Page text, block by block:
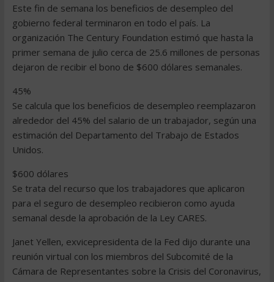
Este fin de semana los beneficios de desempleo del
gobierno federal terminaron en todo el país. La
organización The Century Foundation estimó que hasta la
primer semana de julio cerca de 25.6 millones de personas
dejaron de recibir el bono de $600 dólares semanales.
45%
Se calcula que los beneficios de desempleo reemplazaron
alrededor del 45% del salario de un trabajador, según una
estimación del Departamento del Trabajo de Estados
Unidos.
$600 dólares
Se trata del recurso que los trabajadores que aplicaron
para el seguro de desempleo recibieron como ayuda
semanal desde la aprobación de la Ley CARES.
Janet Yellen, exvicepresidenta de la Fed dijo durante una
reunión virtual con los miembros del Subcomité de la
Cámara de Representantes sobre la Crisis del Coronavirus,